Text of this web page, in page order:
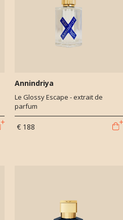
Annindriya
Le Glossy Escape - extrait de
parfum
€ 188